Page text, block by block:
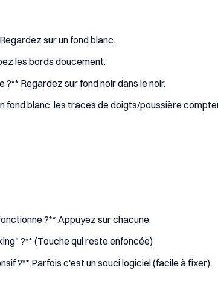
sur un fond blanc.
les bords doucement.
?** Regardez sur fond noir dans le noir.
fond blanc, les traces de doigts/poussière
?** Appuyez sur chacune.
?** (Touche qui reste enfoncée)
?** Parfois c'est un souci logiciel (facile à fixer).